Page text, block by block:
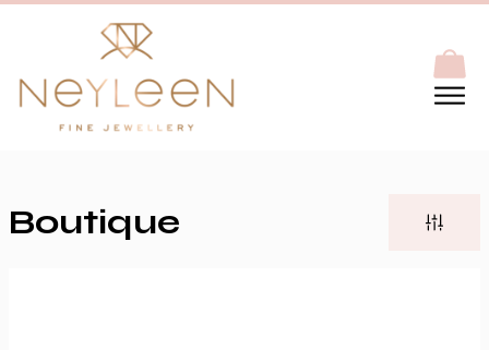
Boutique